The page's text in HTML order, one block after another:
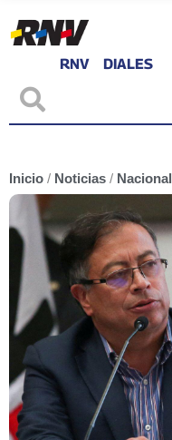
RNV DIALES
Inicio / Noticias / Nacional